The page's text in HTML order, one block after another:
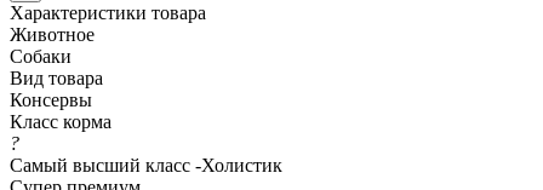
Характеристики товара
Животное
Собаки
Вид товара
Консервы
Класс корма
?
Самый высший класс -Холистик